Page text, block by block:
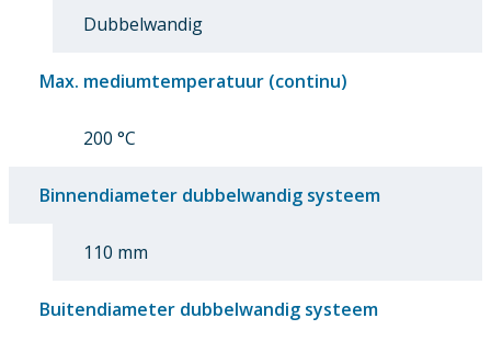
Dubbelwandig
Max. mediumtemperatuur (continu)
200 °C
Binnendiameter dubbelwandig systeem
110 mm
Buitendiameter dubbelwandig systeem